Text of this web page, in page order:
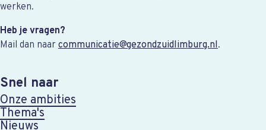
werken.
Heb je vragen?
Mail dan naar communicatie@gezondzuidlimburg.nl.
Snel naar
Onze ambities
Thema's
Nieuws